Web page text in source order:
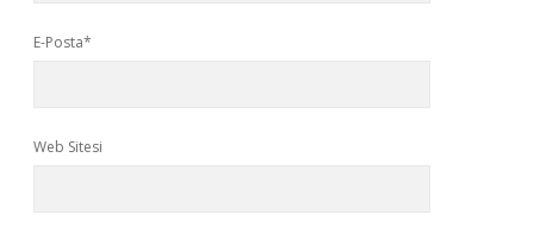
E-Posta*
Web Sitesi